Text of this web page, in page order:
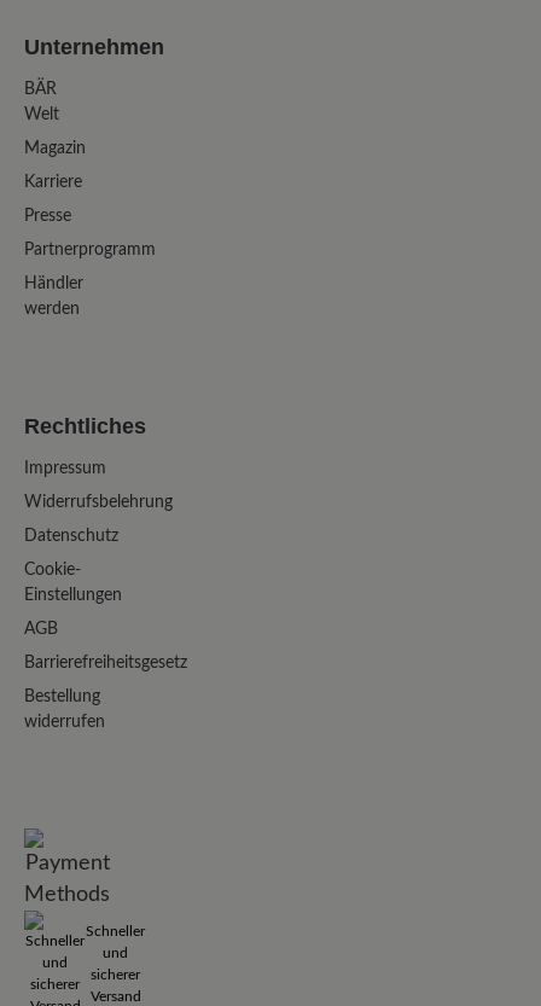
Unternehmen
BÄR
Welt
Magazin
Karriere
Presse
Partnerprogramm
Händler
werden
Rechtliches
Impressum
Widerrufsbelehrung
Datenschutz
Cookie-
Einstellungen
AGB
Barrierefreiheitsgesetz
Bestellung
widerrufen
Schneller
und
sicherer
Versand